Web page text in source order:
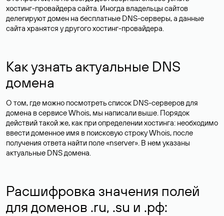
хостинг-провайдера сайта. Иногда владельцы сайтов
делегируют домен на бесплатные DNS-серверы, а данные
сайта хранятся у другого хостинг-провайдера.
Как узнать актуальные DNS
домена
О том, где можно посмотреть список DNS-серверов для
домена в сервисе Whois, мы написали выше. Порядок
действий такой же, как при определении хостинга: необходимо
ввести доменное имя в поисковую строку Whois, после
получения ответа найти поле «nserver». В нем указаны
актуальные DNS домена.
Расшифровка значения полей
для доменов .ru, .su и .рф: